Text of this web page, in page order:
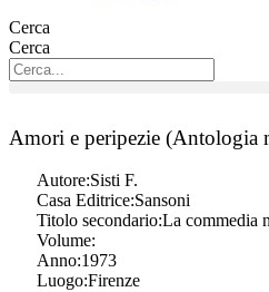
Cerca
Cerca
Amori e peripezie (Antologia
Autore:Sisti F.
Casa Editrice:Sansoni
Titolo secondario:La commedia
Volume:
Anno:1973
Luogo:Firenze